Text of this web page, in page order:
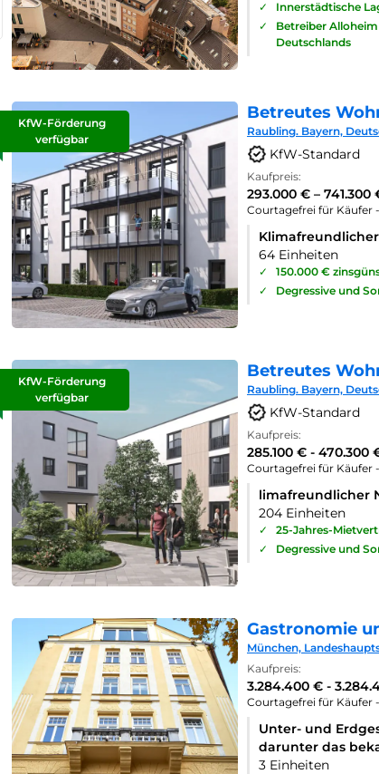
✓
Innerstädtische
✓
Betreiber
Deutschlands
KfW-Förderung
verfügbar
Betreutes
Raubling. Bayern,
KfW-Standard
Kaufpreis:
293.000 € – 741.300
Courtagefrei für Käufer
64 Einheiten
✓
150.000 €
✓
Degressive und
KfW-Förderung
verfügbar
Betreutes
Raubling. Bayern,
KfW-Standard
Kaufpreis:
285.100 € - 470.300
Courtagefrei für Käufer
limafreundlicher
204 Einheiten
✓
25-Jahres-
✓
Degressive und
Gastronomie
München,
Kaufpreis:
3.284.400 € -
Courtagefrei für Käufer
Unter- und
darunter das
3 Einheiten